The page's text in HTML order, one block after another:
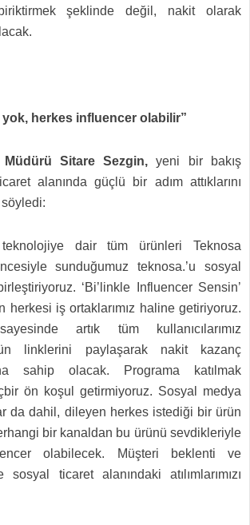
şeklinde değil, nakit olarak
herkes influencer olabilir”
Müdürü Sitare Sezgin,yeni bir bakış
alanında güçlü bir adım attıklarını
söyledi:
teknolojiye dair tüm ürünleri Teknosa
sunduğumuz teknosa.’u sosyal
‘Bi’linkle Influencer Sensin’
herkesi iş ortaklarımız haline getiriyoruz.
artık tüm kullanıcılarımız
linklerini paylaşarak nakit kazanç
sahip olacak. Programa katılmak
ön koşul getirmiyoruz. Sosyal medya
da dahil, dileyen herkes istediği bir ürün
bir kanaldan bu ürünü sevdikleriyle
olabilecek. Müşteri beklenti ve
sosyal ticaret alanındaki atılımlarımızı